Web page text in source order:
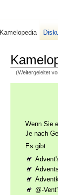
(Weitergeleitet
Wenn Sie
Je nach
Es gibt:
@-
Kamelopedia